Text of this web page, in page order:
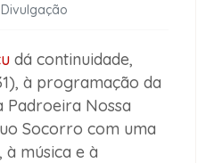
dá continuidade,
à programação da
Padroeira Nossa
Socorro com uma
à música e à